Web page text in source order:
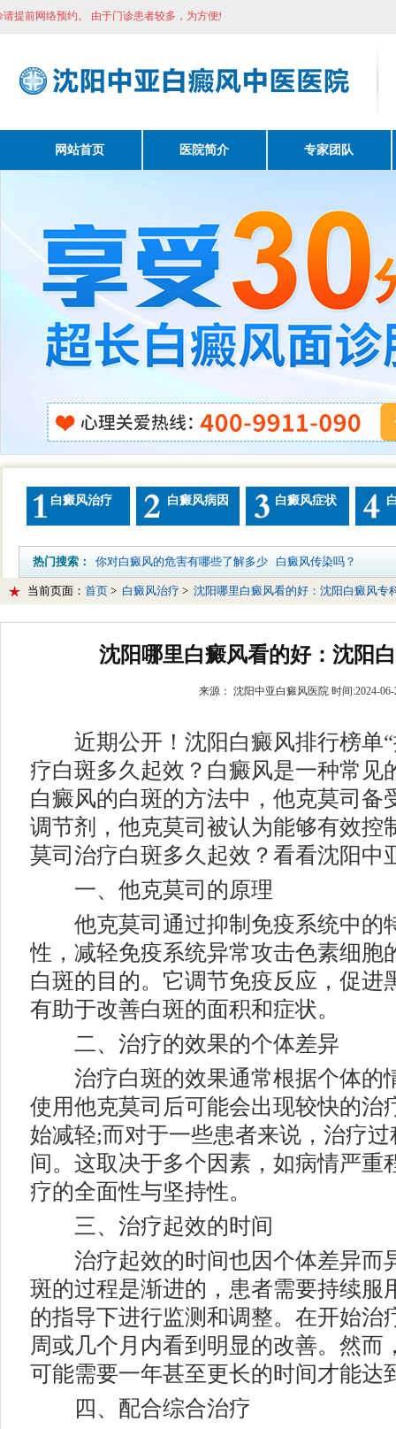
前网络预约。 由于门诊患者较多，为方便您能及时看诊请提前网络预约。
网站首页 医院简介 专家团队
白癜风治疗 白癜风病因 白癜风症状
热门搜索： 你对白癜风的危害有哪些了解多少 白癜风传染吗？
当前页面： 首页 > 白癜风治疗 > 沈阳哪里白癜风看的好：沈阳白癜风专
沈阳哪里白癜风看的好：沈阳
来源： 沈阳中亚白癜风医院 时间:2024-06-
近期公开！沈阳白癜风排行榜单“
疗白斑多久起效？白癜风是一种常见
白癜风的白斑的方法中，他克莫司备
调节剂，他克莫司被认为能够有效控
莫司治疗白斑多久起效？看看沈阳中
一、他克莫司的原理
他克莫司通过抑制免疫系统中的
性，减轻免疫系统异常攻击色素细胞
白斑的目的。它调节免疫反应，促进
有助于改善白斑的面积和症状。
二、治疗的效果的个体差异
治疗白斑的效果通常根据个体的
使用他克莫司后可能会出现较快的治
始减轻;而对于一些患者来说，治疗
间。这取决于多个因素，如病情严重
疗的全面性与坚持性。
三、治疗起效的时间
治疗起效的时间也因个体差异而
斑的过程是渐进的，患者需要持续服
的指导下进行监测和调整。在开始治
周或几个月内看到明显的改善。然而
可能需要一年甚至更长的时间才能达
四、配合综合治疗